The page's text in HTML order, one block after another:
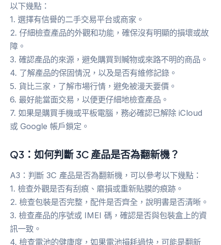
以下幾點：
1. 選擇有信譽的二手交易平台或商家。
2. 仔細檢查產品的外觀和功能，確保沒有明顯的損壞或故
障。
3. 確認產品的來源，避免購買到贓物或來路不明的商品。
4. 了解產品的保固情況，以及是否有維修記錄。
5. 貨比三家，了解市場行情，避免被漫天要價。
6. 最好能當面交易，以便更仔細地檢查產品。
7. 如果是購買手機或平板電腦，務必確認已解除 iCloud
或 Google 帳戶鎖定。
Q3：如何判斷 3C 產品是否為翻新機？
A3：判斷 3C 產品是否為翻新機，可以參考以下幾點：
1. 檢查外觀是否有刮痕、磨損或重新貼膜的痕跡。
2. 檢查包裝是否完整，配件是否齊全，說明書是否清晰。
3. 檢查產品的序號或 IMEI 碼，確認是否與包裝盒上的資
訊一致。
4. 檢查電池的健康度，如果電池損耗過快，可能是翻新